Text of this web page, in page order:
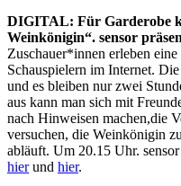
DIGITAL: Für Garderobe
Weinkönigin“. sensor
Zuschauer*innen erleben
Schauspielern im Internet.
und es bleiben nur zwei
aus kann man sich mit
nach Hinweisen machen,die
versuchen, die Weinkönigin
abläuft. Um 20.15 Uhr.
hierund hier.